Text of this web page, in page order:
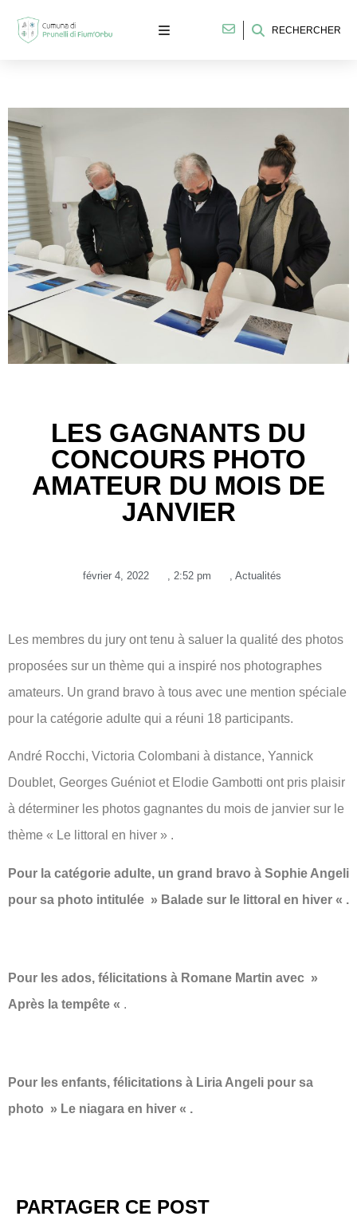
RECHERCHER
LES GAGNANTS DU
CONCOURS PHOTO
AMATEUR DU MOIS DE
JANVIER
février 4, 2022 , 2:52 pm , Actualités
Les membres du jury ont tenu à saluer la qualité des photos
proposées sur un thème qui a inspiré nos photographes
amateurs. Un grand bravo à tous avec une mention spéciale
pour la catégorie adulte qui a réuni 18 participants.
André Rocchi, Victoria Colombani à distance, Yannick
Doublet, Georges Guéniot et Elodie Gambotti ont pris plaisir
à déterminer les photos gagnantes du mois de janvier sur le
thème « Le littoral en hiver » .
Pour la catégorie adulte, un grand bravo à Sophie Angeli
pour sa photo intitulée » Balade sur le littoral en hiver « .
Pour les ados, félicitations à Romane Martin avec »
Après la tempête « .
Pour les enfants, félicitations à Liria Angeli pour sa
photo » Le niagara en hiver « .
PARTAGER CE POST